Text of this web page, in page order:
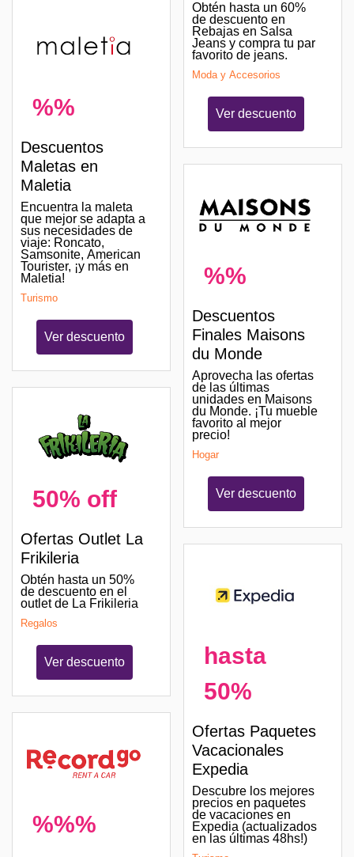
%%
Descuentos
Maletas en
Maletia
Encuentra la maleta
que mejor se adapta a
sus necesidades de
viaje: Roncato,
Samsonite, American
Tourister, ¡y más en
Maletia!
Turismo
Ver descuento
50% off
Ofertas Outlet La
Frikileria
Obtén hasta un 50%
de descuento en el
outlet de La Frikileria
Regalos
Ver descuento
%%%
Obtén hasta un 60%
de descuento en
Rebajas en Salsa
Jeans y compra tu par
favorito de jeans.
Moda y Accesorios
Ver descuento
%%
Descuentos
Finales Maisons
du Monde
Aprovecha las ofertas
de las últimas
unidades en Maisons
du Monde. ¡Tu mueble
favorito al mejor
precio!
Hogar
Ver descuento
hasta
50%
Ofertas Paquetes
Vacacionales
Expedia
Descubre los mejores
precios en paquetes
de vacaciones en
Expedia (actualizados
en las últimas 48hs!)